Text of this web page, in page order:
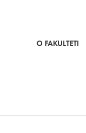
O FAKULTETI